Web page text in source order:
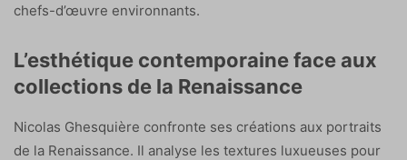
chefs-d’œuvre environnants.
L’esthétique contemporaine face aux
collections de la Renaissance
Nicolas Ghesquière confronte ses créations aux portraits
de la Renaissance. Il analyse les textures luxueuses pour